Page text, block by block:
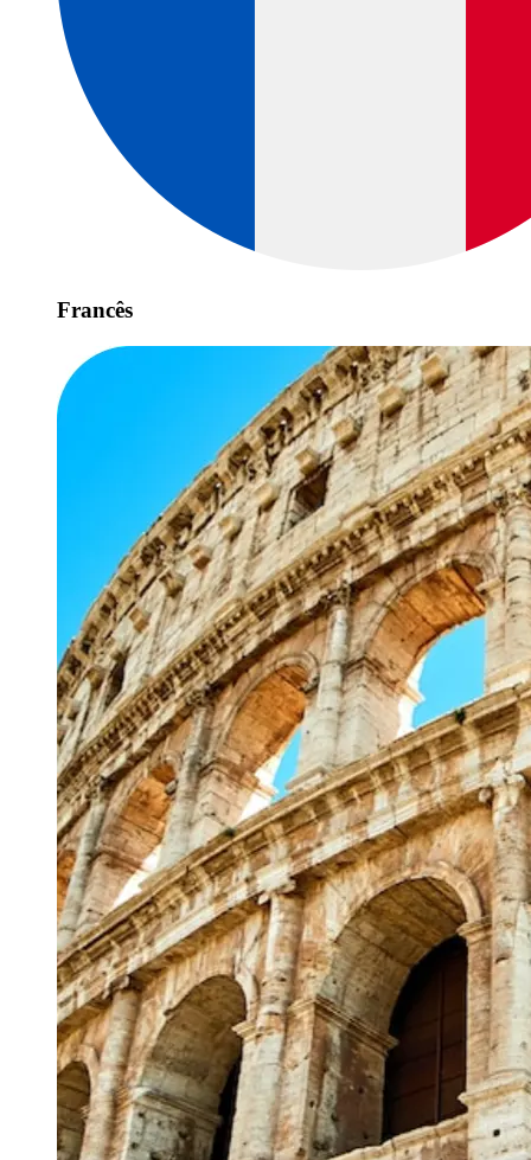
Francês